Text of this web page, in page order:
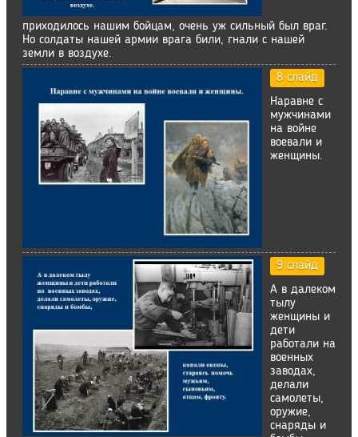
приходилось нашим бойцам, очень уж сильный был враг.
Но солдаты нашей армии врага били, гнали с нашей
земли в воздухе.
8 слайд
Наравне с
мужчинами
на войне
воевали и
женщины.
9 слайд
А в далеком
тылу
женщины и
дети
работали на
военных
заводах,
делали
самолеты,
оружие,
снаряды и